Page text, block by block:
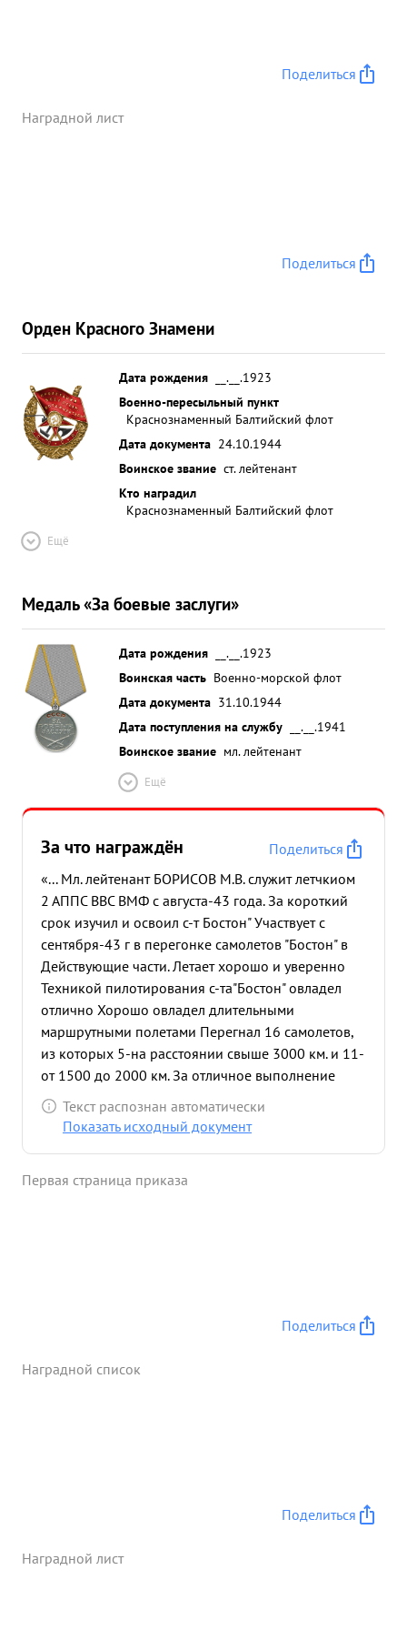
Поделиться
Наградной лист
Поделиться
Орден Красного Знамени
Дата рождения
__.__.1923
Военно-пересыльный пункт
Краснознаменный Балтийский флот
Дата документа 24.10.1944
Воинское звание ст. лейтенант
Кто наградил
Краснознаменный Балтийский флот
Ещё
Медаль «За боевые заслуги»
Дата рождения
__.__.1923
Воинская часть Военно-морской флот
Дата документа 31.10.1944
Дата поступления на службу
__.__.1941
Воинское звание мл. лейтенант
Ещё
За что награждён
Поделиться
«... Мл. лейтенант БОРИСОВ М.В. служит летчкиом
2 АППС ВВС ВМФ с августа-43 года. За короткий
срок изучил и освоил с-т Бостон" Участвует с
сентября-43 г в перегонке самолетов "Бостон" в
Действующие части. Летает хорошо и уверенно
Техникой пилотирования с-та"Бостон" овладел
отлично Хорошо овладел длительными
маршрутными полетами Перегнал 16 самолетов,
из которых 5-на расстоянии свыше 3000 км. и 11-
от 1500 до 2000 км. За отличное выполнение
заданий по перегонке самолетов. трижды получал
денежные награды по 1000 руб. Имеет ряд
дисциплинированный офицер. Много работает
Текст распознан автоматически
Показать исходный документ
Первая страница приказа
Поделиться
Наградной список
Поделиться
Наградной лист